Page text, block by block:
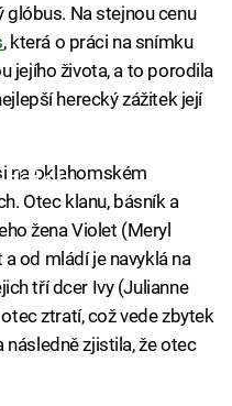
glóbus. Na stejnou cenu
, která o práci na snímku
jejího života, a to porodila
herecký zážitek její
fetch
na oklahomském
Otec klanu, básník a
žena Violet (Meryl
od mládí je navyklá na
tří dcer Ivy (Julianne
ztratí, což vede zbytek
následně zjistila, že otec